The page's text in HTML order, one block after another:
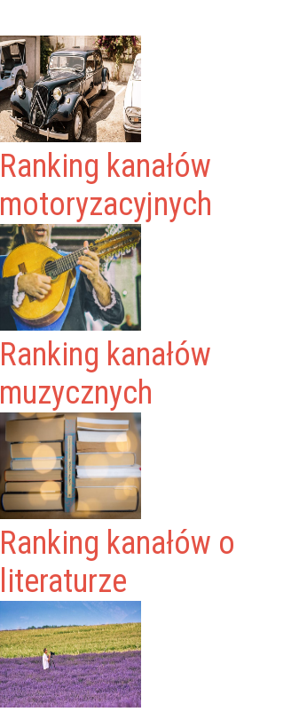
Ranking kanałów
motoryzacyjnych
Ranking kanałów
muzycznych
Ranking kanałów o
literaturze